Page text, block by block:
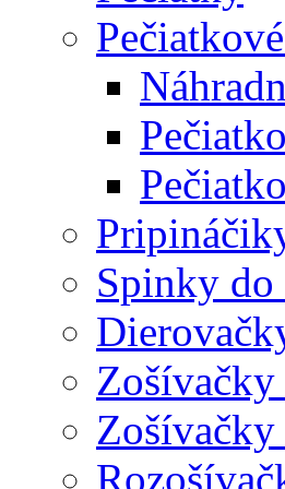
Spinky do
Zošívačky